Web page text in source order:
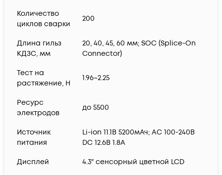
Количество
циклов сварки
200
Длина гильз
КДЗС, мм
20, 40, 45, 60 мм; SOC (Splice-On
Connector)
Тест на
растяжение, Н
1.96~2.25
Ресурс
электродов
до 5500
Источник
питания
Li-ion 11.1В 5200мАч; AC 100-240В
DC 12.6В 1.8А
Дисплей 4.3″ сенсорный цветной LCD